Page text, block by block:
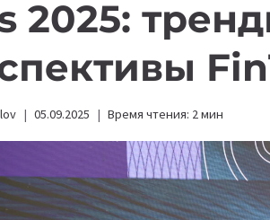
2025:
05.09.2025 Время чтения: 2мин